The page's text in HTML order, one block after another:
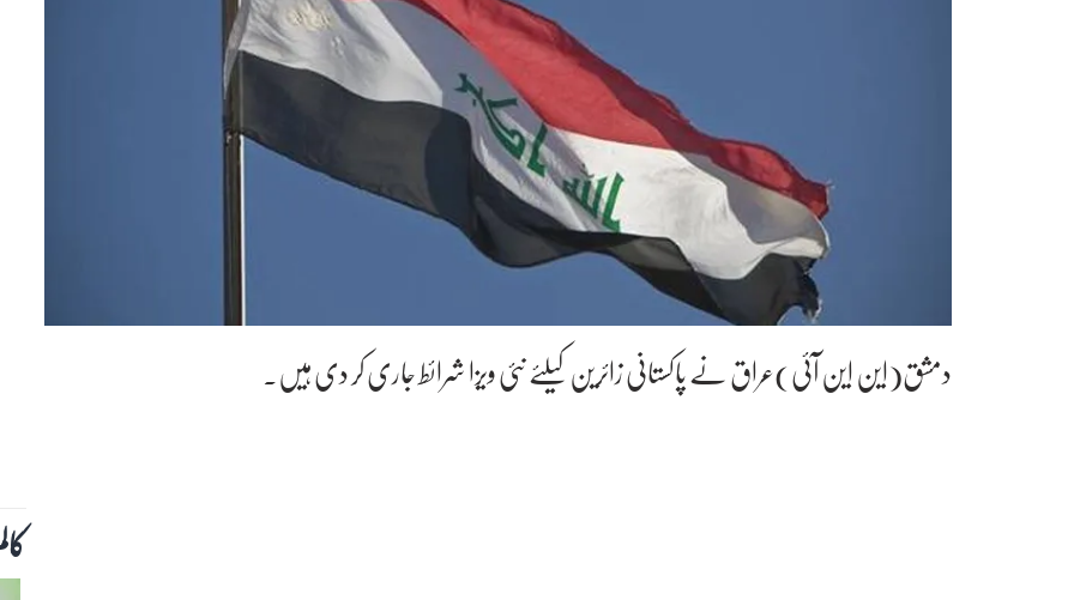
دمشق(این این آئی)عراق نے پاکستانی زائرین کیلئے نئی ویزا شرائط جاری کر دی ہیں۔